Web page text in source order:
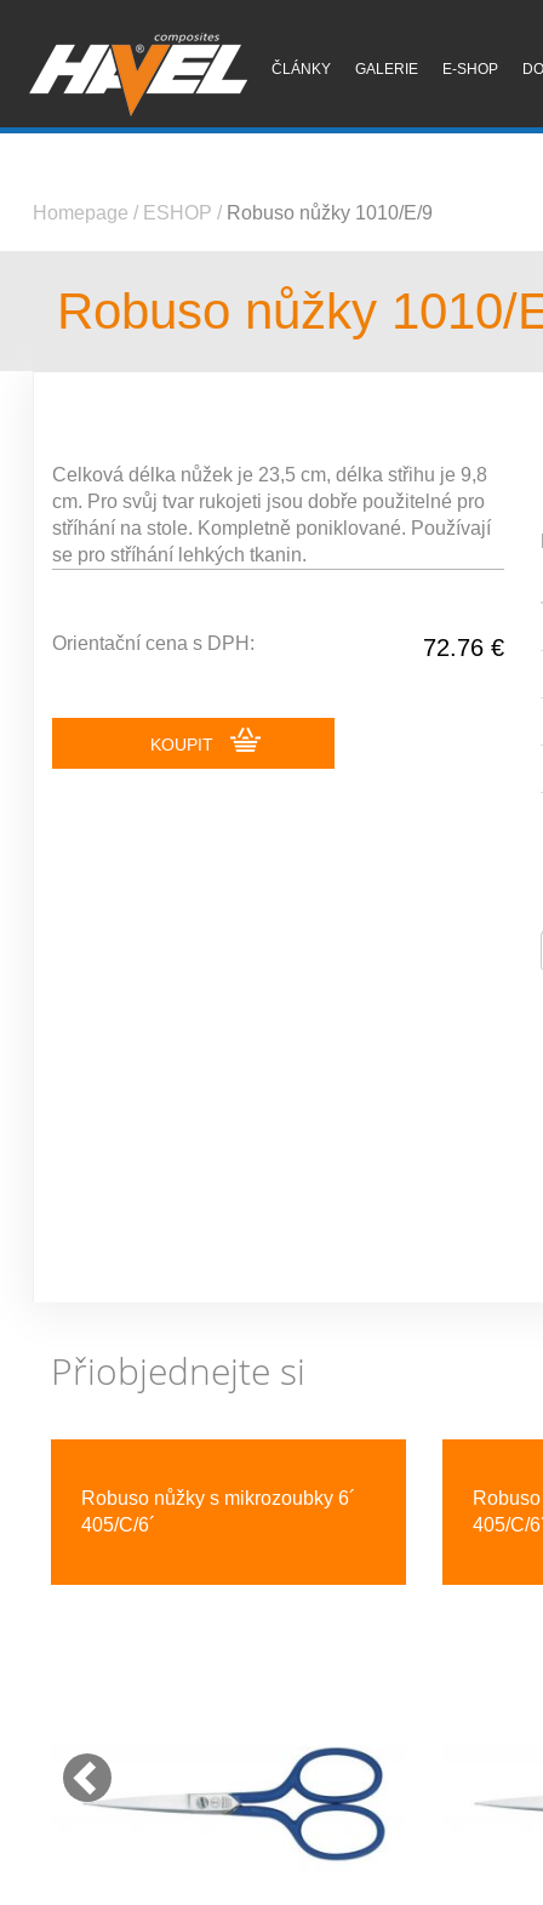
ČLÁNKY GALERIE E-SHOP
Homepage / ESHOP / Robuso nůžky 1010/E/9
Robuso nůžky 1010/
Celková délka nůžek je 23,5 cm, délka střihu je 9,8
cm. Pro svůj tvar rukojeti jsou dobře použitelné pro
stříhání na stole. Kompletně poniklované. Používají
se pro stříhání lehkých tkanin.
72.76 €
Orientační cena s DPH:
KOUPIT
Přiobjednejte si
Robuso nůžky s mikrozoubky 6´
405/C/6´
405/C/